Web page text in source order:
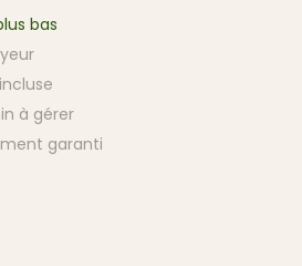
bas
à gérer
garanti